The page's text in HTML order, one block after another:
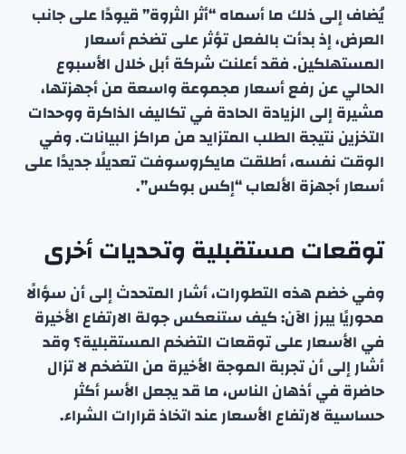
يُضاف إلى ذلك ما أسماه “أثر الثروة” قيودًا على جانب
العرض، إذ بدأت بالفعل تؤثر على تضخم أسعار
المستهلكين. فقد أعلنت شركة أبل خلال الأسبوع
الحالي عن رفع أسعار مجموعة واسعة من أجهزتها،
مشيرة إلى الزيادة الحادة في تكاليف الذاكرة ووحدات
التخزين نتيجة الطلب المتزايد من مراكز البيانات. وفي
الوقت نفسه، أطلقت مايكروسوفت تعديلًا جديدًا على
أسعار أجهزة الألعاب “إكس بوكس”.
توقعات مستقبلية وتحديات أخرى
وفي خضم هذه التطورات، أشار المتحدث إلى أن سؤالًا
محوريًا يبرز الآن: كيف ستنعكس جولة الارتفاع الأخيرة
في الأسعار على توقعات التضخم المستقبلية؟ وقد
أشار إلى أن تجربة الموجة الأخيرة من التضخم لا تزال
حاضرة في أذهان الناس، ما قد يجعل الأسر أكثر
حساسية لارتفاع الأسعار عند اتخاذ قرارات الشراء.